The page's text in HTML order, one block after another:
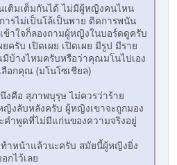
ติมเต็มกันได้ ไม่มีผู้หญิงคนไหน
ารไม่เป็นโล้เป็นพาย ติดการพนัน
ข้าใจก็ลองถามผู้หญิงในบอร์ดดูครับ
ครับ เปิดเผย เปิดเผย มีรูป มีราย
บ้างไหมครับหรือว่าคุณมโนไปเอง
ลือกคุณ (มโนโซเชียล)
งคือ สุภาพบุรุษ ไม่ควรว่าร้าย
ญิงลับหลังครับ ผู้หญิงเขาจะถูกมอง
คำพูดที่ไม่มีแก่นของความจริงอยู่
าหน้าแล้วนะครับ สมัยนี้ผู้หญิงยิ่ง
กไว้เลย